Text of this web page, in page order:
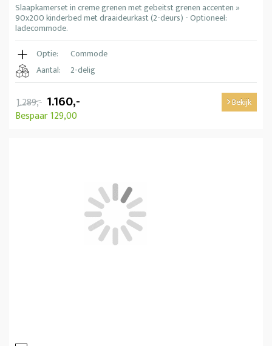
Slaapkamerset in creme grenen met gebeitst grenen accenten »
90x200 kinderbed met draaideurkast (2-deurs) - Optioneel:
ladecommode.
Optie:
Commode
Aantal:
2-delig
1.289,- 1.160,-
Bespaar 129,00
Bekijk